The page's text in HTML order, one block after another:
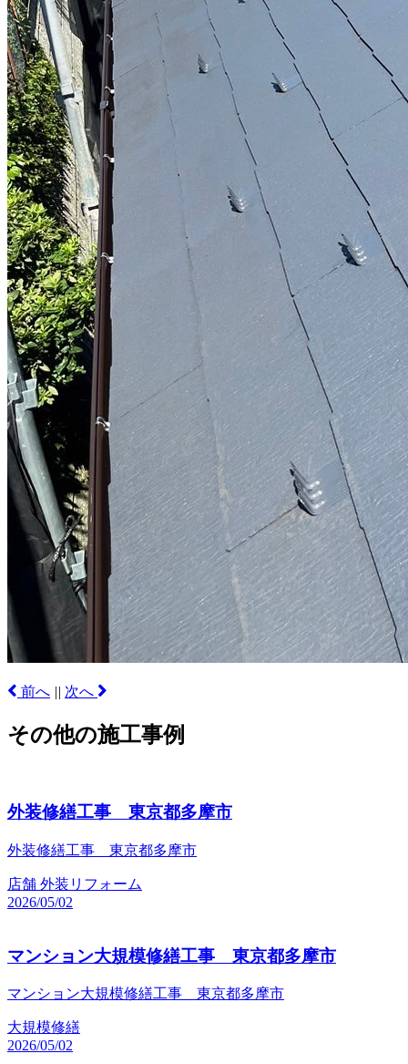
前へ || 次へ
その他の施工事例
外装修繕工事 東京都多摩市
外装修繕工事 東京都多摩市
店舗 外装リフォーム
2026/05/02
マンション大規模修繕工事 東京都多摩市
マンション大規模修繕工事 東京都多摩市
大規模修繕
2026/05/02